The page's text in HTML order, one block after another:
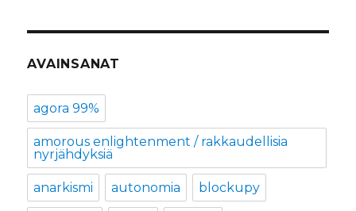
AVAINSANAT
agora 99%
amorous enlightenment / rakkaudellisia
nyrjähdyksiä
anarkismi autonomia blockupy